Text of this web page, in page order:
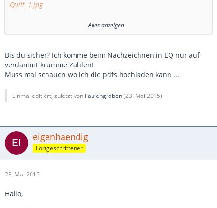
Quilt_1.jpg
Gruß,
Bianca
Alles anzeigen
Bis du sicher? Ich komme beim Nachzeichnen in EQ nur auf
verdammt krumme Zahlen!
Muss mal schauen wo ich die pdfs hochladen kann ...
Einmal editiert, zuletzt von Faulengraben(23. Mai 2015)
eigenhaendig
Fortgeschrittener
23. Mai 2015
Hallo,